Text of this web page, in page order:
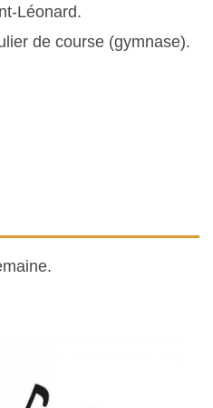
Léonard.
de course (gymnase).